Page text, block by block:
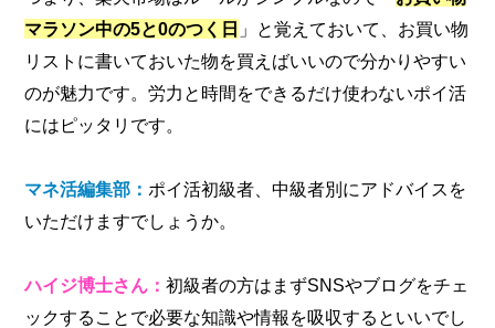
マラソン中の5と0のつく日 」と覚えておいて、お買い物
リストに書いておいた物を買えばいいので分かりやすい
のが魅力です。労力と時間をできるだけ使わないポイ活
にはピッタリです。
マネ活編集部： ポイ活初級者、中級者別にアドバイスを
いただけますでしょうか。
ハイジ博士さん：初級者の方はまずSNSやブログをチェ
ックすることで必要な知識や情報を吸収するといいでし